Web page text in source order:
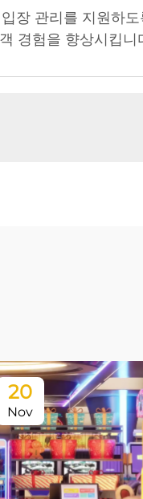
장 관리를 지원하도
경험을 향상시킵니
20
Nov